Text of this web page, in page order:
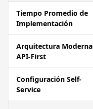
Tiempo Promedio de
Implementación
Arquitectura Moderna
API-First
Configuración Self-
Service